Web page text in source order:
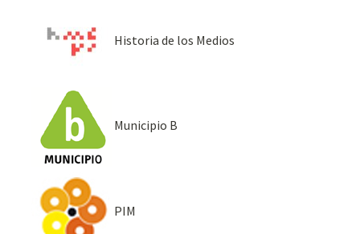
Historia de los Medios
Municipio B
PIM